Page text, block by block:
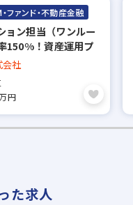
ファンド・不動産金融
ン担当（ワンルー
150%！資産運用プ
ム企業／週休二日制
／転勤なし
会社
円
た求人